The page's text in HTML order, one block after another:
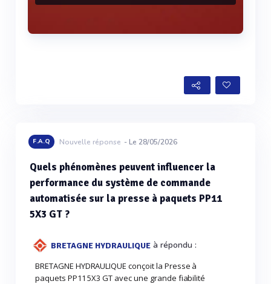
F.A.Q Nouvelle réponse - Le 28/05/2026
Quels phénomènes peuvent influencer la
performance du système de commande
automatisée sur la presse à paquets PP11
5X3 GT ?
BRETAGNE HYDRAULIQUE à répondu :
BRETAGNE HYDRAULIQUE conçoit la Presse à
paquets PP11 5X3 GT avec une grande fiabilité